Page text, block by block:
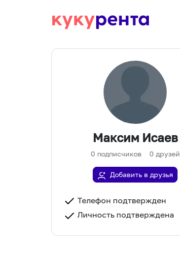
Максим Исаев
0 подписчиков 0 друзей
Добавить в друзья
Телефон подтвержден
Личность подтверждена